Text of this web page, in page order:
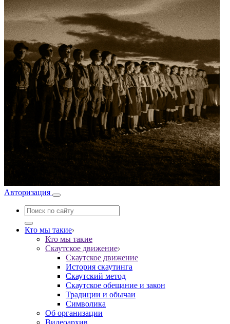
Авторизация
Кто мы такие
Кто мы такие
Скаутское движение
Скаутское движение
История скаутинга
Скаутский метод
Скаутское обещание и закон
Традиции и обычаи
Символика
Об организации
Видеоархив